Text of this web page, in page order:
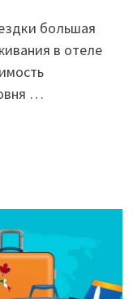
большая
в отеле
…